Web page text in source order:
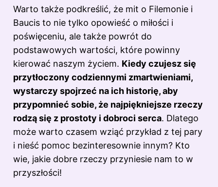
Warto także podkreślić, że mit o Filemonie i
Baucis to nie tylko opowieść o miłości i
poświęceniu, ale także powrót do
podstawowych wartości, które powinny
kierować naszym życiem. Kiedy czujesz się
przytłoczony codziennymi zmartwieniami,
wystarczy spojrzeć na ich historię, aby
przypomnieć sobie, że najpiękniejsze rzeczy
rodzą się z prostoty i dobroci serca. Dlatego
może warto czasem wziąć przykład z tej pary
i nieść pomoc bezinteresownie innym? Kto
wie, jakie dobre rzeczy przyniesie nam to w
przyszłości!